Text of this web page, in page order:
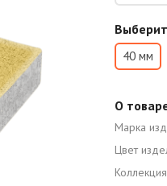
40 мм
О
Марка
Цвет